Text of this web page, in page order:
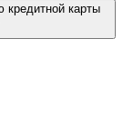
карты